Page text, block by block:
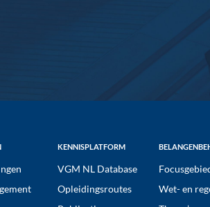
KENNISPLATFORM
VGM NL Database
Opleidingsroutes
Wet- en